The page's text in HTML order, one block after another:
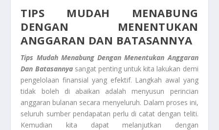
TIPS MUDAH MENABUNG
DENGAN MENENTUKAN
ANGGARAN DAN BATASANNYA
Tips Mudah Menabung Dengan Menentukan Anggaran
Dan Batasannyasangat penting untuk kita lakukan demi
pengelolaan finansial yang efektif. Langkah awal yang
tidak boleh di abaikan adalah menyusun perincian
anggaran bulanan secara menyeluruh. Dalam proses ini,
seluruh sumber pendapatan perlu di catat dengan teliti.
Kemudian kita dapat melanjutkan dengan